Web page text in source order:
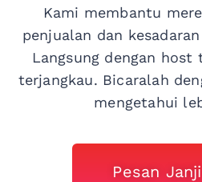
Kami membantu
penjualan dan
Langsung dengan
terjangkau. Bicaralah
mengetahui
Pesan